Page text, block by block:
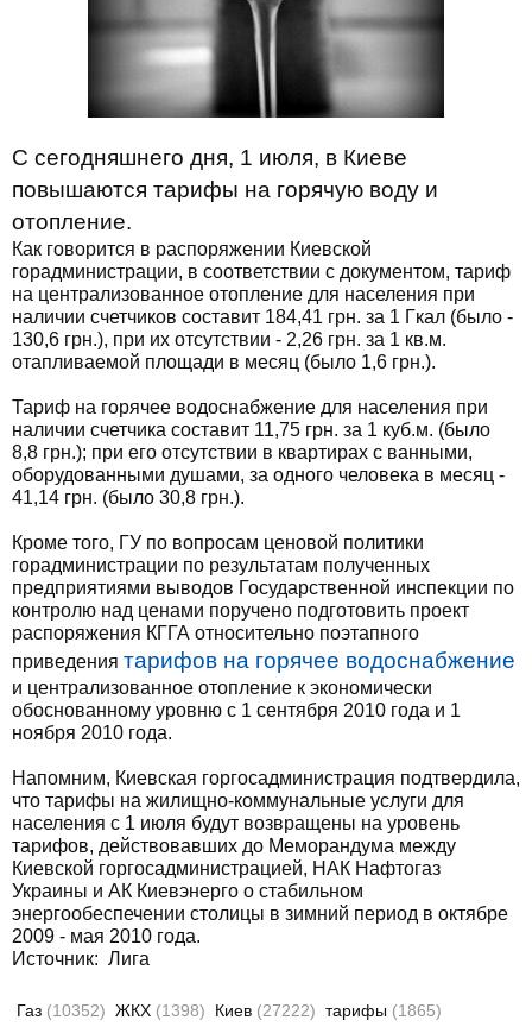
С сегодняшнего дня, 1 июля, в Киеве
повышаются тарифы на горячую воду и
отопление.
Как говорится в распоряжении Киевской
горадминистрации, в соответствии с документом, тариф
на централизованное отопление для населения при
наличии счетчиков составит 184,41 грн. за 1 Гкал (было -
130,6 грн.), при их отсутствии - 2,26 грн. за 1 кв.м.
отапливаемой площади в месяц (было 1,6 грн.).
Тариф на горячее водоснабжение для населения при
наличии счетчика составит 11,75 грн. за 1 куб.м. (было
8,8 грн.); при его отсутствии в квартирах с ванными,
оборудованными душами, за одного человека в месяц -
41,14 грн. (было 30,8 грн.).
Кроме того, ГУ по вопросам ценовой политики
горадминистрации по результатам полученных
предприятиями выводов Государственной инспекции по
контролю над ценами поручено подготовить проект
распоряжения КГГА относительно поэтапного
приведения тарифов на горячее водоснабжение
и централизованное отопление к экономически
обоснованному уровню с 1 сентября 2010 года и 1
ноября 2010 года.
Напомним, Киевская горгосадминистрация подтвердила,
что тарифы на жилищно-коммунальные услуги для
населения с 1 июля будут возвращены на уровень
тарифов, действовавших до Меморандума между
Киевской горгосадминистрацией, НАК Нафтогаз
Украины и АК Киевэнерго о стабильном
энергообеспечении столицы в зимний период в октябре
2009 - мая 2010 года.
Источник: Лига
Газ (10352) ЖКХ (1398) Киев (27222) тарифы (1865)